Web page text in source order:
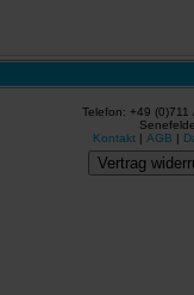
Telefon: +49
Kontakt | AGB |
Vertrag